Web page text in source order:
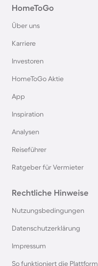
HomeToGo
Über uns
Karriere
Investoren
HomeToGo Aktie
App
Inspiration
Analysen
Reiseführer
Ratgeber für Vermieter
Rechtliche Hinweise
Nutzungsbedingungen
Datenschutzerklärung
Impressum
So funktioniert die Plattform